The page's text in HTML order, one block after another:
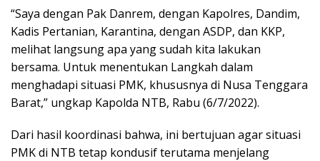
“Saya dengan Pak Danrem, dengan Kapolres, Dandim,
Kadis Pertanian, Karantina, dengan ASDP, dan KKP,
melihat langsung apa yang sudah kita lakukan
bersama. Untuk menentukan Langkah dalam
menghadapi situasi PMK, khususnya di Nusa Tenggara
Barat,” ungkap Kapolda NTB, Rabu (6/7/2022).
Dari hasil koordinasi bahwa, ini bertujuan agar situasi
PMK di NTB tetap kondusif terutama menjelang